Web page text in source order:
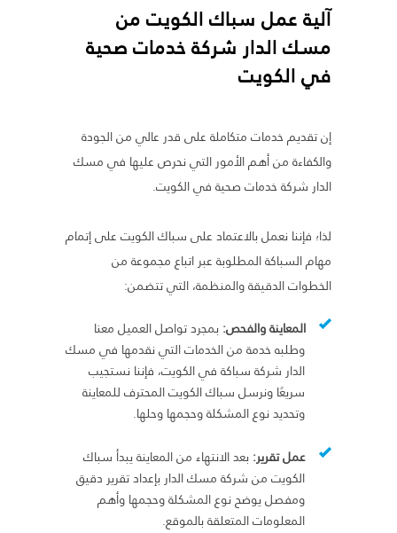
آلية عمل سباك الكويت من
مسك الدار شركة خدمات صحية
في الكويت
إن تقديم خدمات متكاملة على قدر عالي من الجودة
والكفاءة من أهم الأمور التي نحرص عليها في مسك
الدار شركة خدمات صحية في الكويت.
لذا؛ فإننا نعمل بالاعتماد على سباك الكويت على إتمام
مهام السباكة المطلوبة عبر اتباع مجموعة من
الخطوات الدقيقة والمنظمة، التي تتضمن:
المعاينة والفحص:بمجرد تواصل العميل معنا
وطلبه خدمة من الخدمات التي نقدمها في مسك
الدار شركة سباكة في الكويت، فإننا نستجيب
سريعًا ونرسل سباك الكويت المحترف للمعاينة
وتحديد نوع المشكلة وحجمها وحلها.
عمل تقرير:بعد الانتهاء من المعاينة يبدأ سباك
الكويت من شركة مسك الدار بإعداد تقرير دقيق
ومفصل يوضح نوع المشكلة وحجمها وأهم
المعلومات المتعلقة بالموقع.